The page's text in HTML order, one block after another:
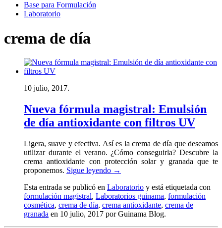
Base para Formulación
Laboratorio
crema de día
10 julio, 2017.
Nueva fórmula magistral: Emulsión
de día antioxidante con filtros UV
Ligera, suave y efectiva. Así es la crema de día que deseamos
utilizar durante el verano. ¿Cómo conseguirla? Descubre la
crema antioxidante con protección solar y granada que te
proponemos. Sigue leyendo →
Esta entrada se publicó en Laboratorio y está etiquetada con
formulación magistral, Laboratorios guinama, formulación
cosmética, crema de día, crema antioxidante, crema de
granada en 10 julio, 2017 por Guinama Blog.